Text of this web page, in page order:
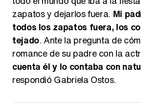
zapatos y dejarlos fuera. Mi
todos los zapatos fuera, los
tejado. Ante la pregunta de
romance de su padre con la
cuenta él y lo contaba con
respondió Gabriela Ostos.